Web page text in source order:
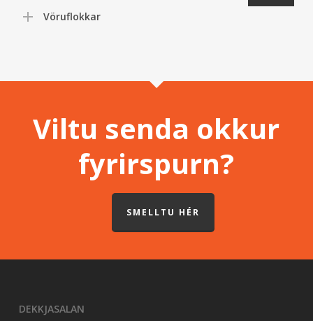
Vöruflokkar
Viltu senda okkur
fyrirspurn?
SMELLTU HÉR
DEKKJASALAN